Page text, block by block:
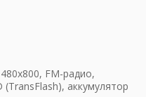
FM-радио,
аккумулятор